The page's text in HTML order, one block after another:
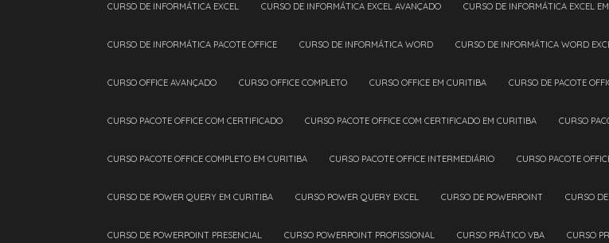
CURSO DE INFORMÁTICA EXCEL CURSO DE INFORMÁTICA EXCEL AVANÇADO CURSO DE INFORMÁTICA EXCEL
CURSO DE INFORMÁTICA PACOTE OFFICE CURSO DE INFORMÁTICA WORD CURSO DE INFORMÁTICA WORD
CURSO OFFICE AVANÇADO CURSO OFFICE COMPLETO CURSO OFFICE EM CURITIBA CURSO DE PACOTE
CURSO PACOTE OFFICE COM CERTIFICADO CURSO PACOTE OFFICE COM CERTIFICADO EM CURITIBA CURSO
CURSO PACOTE OFFICE COMPLETO EM CURITIBA CURSO PACOTE OFFICE INTERMEDIÁRIO CURSO PACOTE
CURSO DE POWER QUERY EM CURITIBA CURSO POWER QUERY EXCEL CURSO DE POWERPOINT CURSO
CURSO DE POWERPOINT PRESENCIAL CURSO POWERPOINT PROFISSIONAL CURSO PRÁTICO VBA CURSO